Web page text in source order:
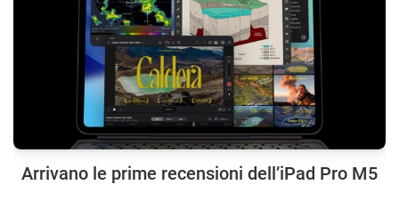
Arrivano le prime recensioni dell’iPad Pro M5